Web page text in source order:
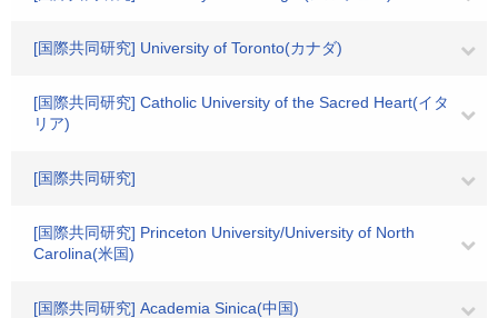
[国際共同研究] University of Toronto(カナダ)
[国際共同研究] Catholic University of the Sacred Heart(イタ
リア)
[国際共同研究]
[国際共同研究] Princeton University/University of North
Carolina(米国)
[国際共同研究] Academia Sinica(中国)